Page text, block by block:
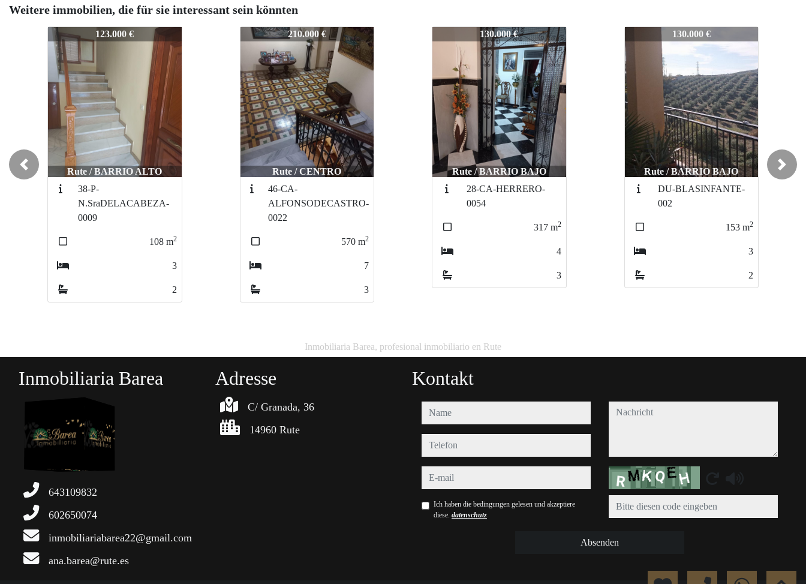
Weitere immobilien, die für sie interessant sein könnten
147-CHA-IZNAJAR-0064
210.000 €
Rute / CENTRO
46-CA-
ALFONSODECASTRO-
0022
570 m2
7
3
147-CHA-IZNAJAR-0064
130.000 €
Rute / BARRIO BAJO
28-CA-HERRERO-
0054
147-CHA-IZNAJAR-0064
130.000 €
Rute / BARRIO BAJO
DU-BLASINFANTE-
002
153 m2
3
2
147-CHA-IZNAJAR-0064
135.000 €
Rute / CENTRO
101-CA-ANDALUCIA-
0046
260m2
4
2
Previous Next
Inmobiliaria Barea, profesional inmobiliario en Rute
Inmobiliaria Barea
643109832
602650074
inmobiliariabarea22@gmail.com
ana.barea@rute.es
Adresse
C/ Granada, 36
14960 Rute
Kontakt
name
telefon
e-mail
Ich haben die bedingungen gelesen und akzeptiere
diese. datenschutz
nachricht
Captcha
Absenden